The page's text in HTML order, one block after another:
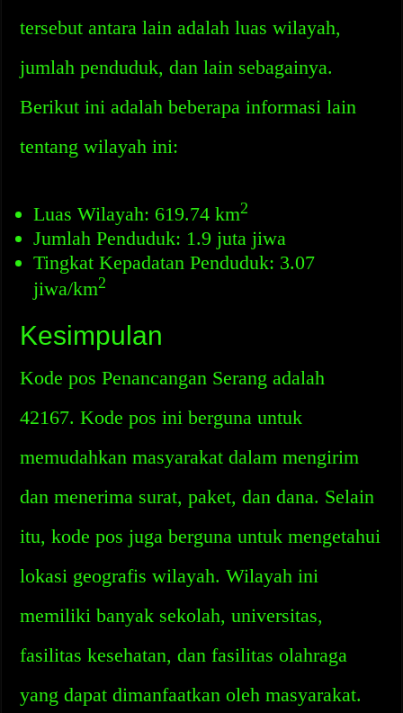
tersebut antara lain adalah luas wilayah,
jumlah penduduk, dan lain sebagainya.
Berikut ini adalah beberapa informasi lain
tentang wilayah ini:
Luas Wilayah: 619.74 km2
Jumlah Penduduk: 1.9 juta jiwa
Tingkat Kepadatan Penduduk: 3.07
jiwa/km2
Kesimpulan
Kode pos Penancangan Serang adalah
42167. Kode pos ini berguna untuk
memudahkan masyarakat dalam mengirim
dan menerima surat, paket, dan dana. Selain
itu, kode pos juga berguna untuk mengetahui
lokasi geografis wilayah. Wilayah ini
memiliki banyak sekolah, universitas,
fasilitas kesehatan, dan fasilitas olahraga
yang dapat dimanfaatkan oleh masyarakat.